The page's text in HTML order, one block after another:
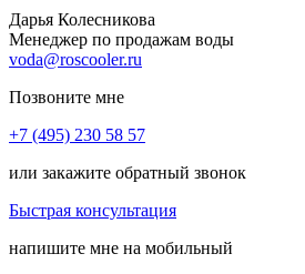
Дарья Колесникова
Менеджер по продажам воды
voda@roscooler.ru
Позвоните мне
+7 (495) 230 58 57
или закажите обратный звонок
Быстрая консультация
напишите мне на мобильный